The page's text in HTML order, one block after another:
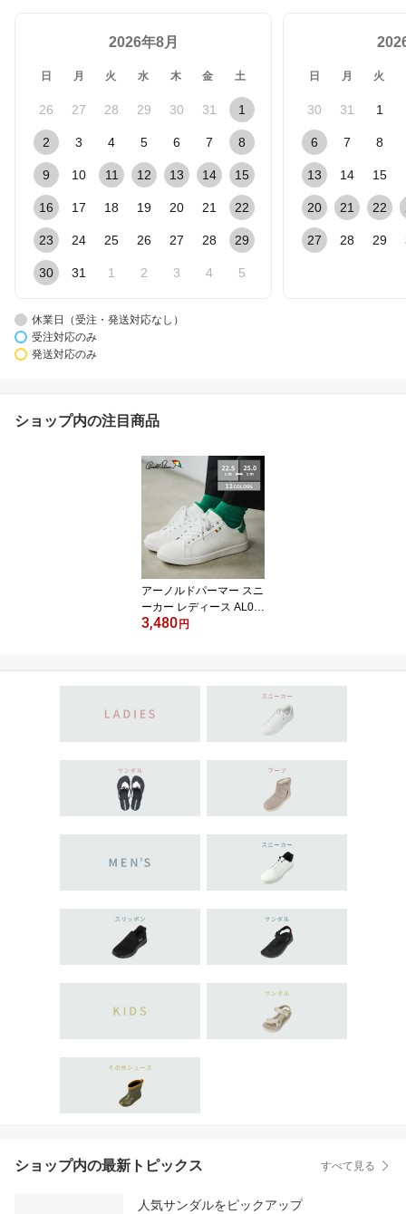
2026年8月
日 月 火 水 木 金 土
26 27 28 29 30 31 1
2 3 4 5 6 7 8
9 10 11 12 13 14 15
16 17 18 19 20 21 22
23 24 25 26 27 28 29
30 31 1 2 3 4 5
日 月 火
30 31 1
6 7 8
13 14 15
20 21 22
27 28 29
休業日（受注・発送対応なし）
受注対応のみ
発送対応のみ
ショップ内の注目商品
アーノルドパーマー スニ
ーカー レディース AL07
02 軽量 歩きやすい ロー
5.0cm
3,480 円
ショップ内の最新トピックス すべて見る
人気サンダルをピックアップ